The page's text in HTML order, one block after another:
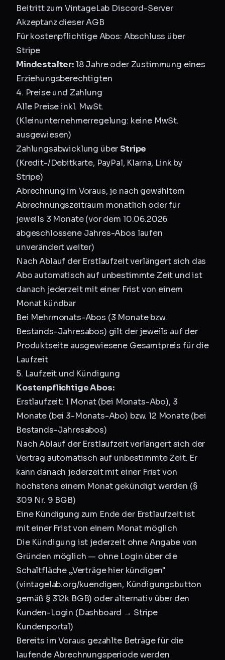
Beitritt zum VintageLab Discord-Server
Akzeptanz dieser AGB
Für kostenpflichtige Abos: Abschluss über
Stripe
Mindestalter:18 Jahre oder Zustimmung eines
Erziehungsberechtigten
4. Preise und Zahlung
Alle Preise inkl. MwSt.
(Kleinunternehmerregelung: keine MwSt.
ausgewiesen)
Zahlungsabwicklung überStripe
(Kredit-/Debitkarte, PayPal, Klarna, Link by
Stripe)
Abrechnung im Voraus, je nach gewähltem
Abrechnungszeitraum monatlich oder für
jeweils 3 Monate (vor dem 10.06.2026
abgeschlossene Jahres-Abos laufen
unverändert weiter)
Nach Ablauf der Erstlaufzeit verlängert sich das
Abo automatisch auf unbestimmte Zeit und ist
danach jederzeit mit einer Frist von einem
Monat kündbar
Bei Mehrmonats-Abos (3 Monate bzw.
Bestands-Jahresabos) gilt der jeweils auf der
Produktseite ausgewiesene Gesamtpreis für die
Laufzeit
5. Laufzeit und Kündigung
Kostenpflichtige Abos:
Erstlaufzeit: 1 Monat (bei Monats-Abo), 3
Monate (bei 3-Monats-Abo) bzw. 12 Monate (bei
Bestands-Jahresabos)
Nach Ablauf der Erstlaufzeit verlängert sich der
Vertrag automatisch auf unbestimmte Zeit. Er
kann danach jederzeit mit einer Frist von
höchstens einem Monat gekündigt werden (§
309 Nr. 9 BGB)
Eine Kündigung zum Ende der Erstlaufzeit ist
mit einer Frist von einem Monat möglich
Die Kündigung ist jederzeit ohne Angabe von
Gründen möglich — ohne Login über die
Schaltfläche „Verträge hier kündigen"
(vintagelab.org/kuendigen, Kündigungsbutton
gemäß § 312k BGB) oder alternativ über den
Kunden-Login (Dashboard → Stripe
Kundenportal)
Bereits im Voraus gezahlte Beträge für die
laufende Abrechnungsperiode werden